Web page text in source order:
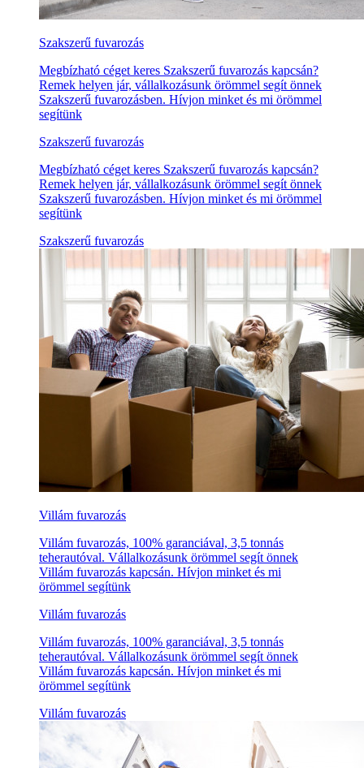
Szakszerű fuvarozás
Megbízható céget keres Szakszerű fuvarozás kapcsán?
Remek helyen jár, vállalkozásunk örömmel segít önnek
Szakszerű fuvarozásben. Hívjon minket és mi örömmel
segítünk
Szakszerű fuvarozás
Megbízható céget keres Szakszerű fuvarozás kapcsán?
Remek helyen jár, vállalkozásunk örömmel segít önnek
Szakszerű fuvarozásben. Hívjon minket és mi örömmel
segítünk
Szakszerű fuvarozás
Villám fuvarozás
Villám fuvarozás, 100% garanciával, 3,5 tonnás
teherautóval. Vállalkozásunk örömmel segít önnek
Villám fuvarozás kapcsán. Hívjon minket és mi
örömmel segítünk
Villám fuvarozás
Villám fuvarozás, 100% garanciával, 3,5 tonnás
teherautóval. Vállalkozásunk örömmel segít önnek
Villám fuvarozás kapcsán. Hívjon minket és mi
örömmel segítünk
Villám fuvarozás